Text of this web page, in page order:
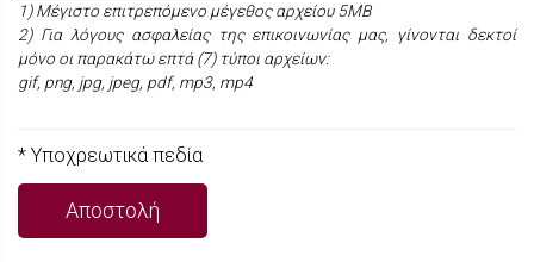
1) Μέγιστο επιτρεπόμενο μέγεθος αρχείου 5ΜΒ
2) Για λόγους ασφαλείας της επικοινωνίας μας, γίνονται δεκτοί
μόνο οι παρακάτω επτά (7) τύποι αρχείων:
gif, png, jpg, jpeg, pdf, mp3, mp4
* Υποχρεωτικά πεδία